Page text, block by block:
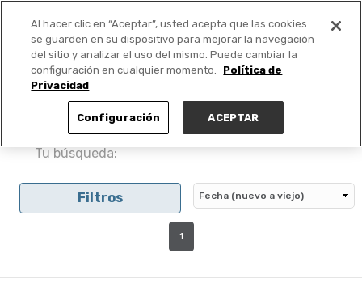
PUBLICA GRATIS +
Tu búsqueda:
Filtros
1
Al hacer clic en “Aceptar”, usted acepta que las cookies
se guarden en su dispositivo para mejorar la navegación
del sitio y analizar el uso del mismo. Puede cambiar la
configuración en cualquier momento.
Política de
Privacidad
Configuración ACEPTAR